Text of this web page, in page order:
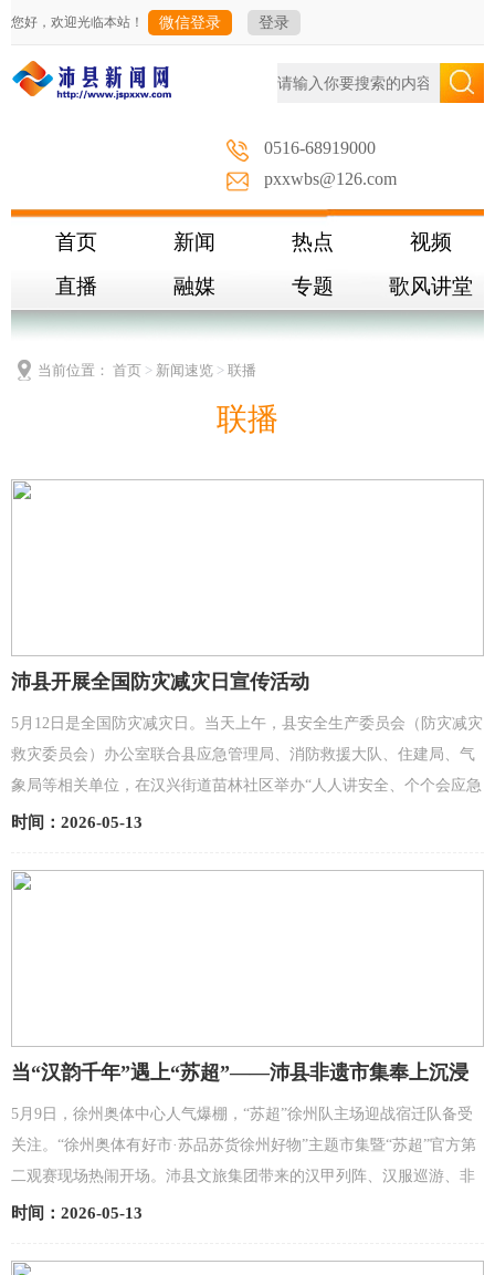
您好，欢迎光临本站！ 微信登录 登录
0516-68919000
pxxwbs@126.com
首页 新闻 热点
视频
直播
融媒 专题 歌风讲堂
当前位置： 首页 > 新闻速览 > 联播
联播
沛县开展全国防灾减灾日宣传活动
5月12日是全国防灾减灾日。当天上午，县安全生产委员会（防灾减灾
救灾委员会）办公室联合县应急管理局、消防救援大队、住建局、气
象局等相关单位，在汉兴街道苗林社区举办“人人讲安全、个个会应急
——提高防灾减灾救灾能力”主题宣传活动，将实用防灾...
时间：2026-05-13
当“汉韵千年”遇上“苏超”——沛县非遗市集奉上沉浸
5月9日，徐州奥体中心人气爆棚，“苏超”徐州队主场迎战宿迁队备受
关注。“徐州奥体有好市·苏品苏货徐州好物”主题市集暨“苏超”官方第
二观赛现场热闹开场。沛县文旅集团带来的汉甲列阵、汉服巡游、非
遗展演、特色美食等依次亮相，将沛县汉文化底蕴、武...
时间：2026-05-13